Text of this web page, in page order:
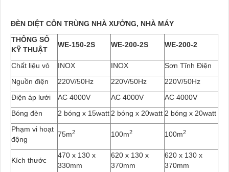
ĐÈN DIỆT CÔN TRÙNG NHÀ XƯỞNG, NHÀ MÁY
THÔNG SỐ
KỸ THUẬT
WE-150-2S WE-200-2S WE-200-2
Chất liệu vỏ INOX INOX
Sơn Tĩnh Điện
Nguồn điện
220V/50Hz 220V/50Hz
220V/50Hz
Điện áp lưới
AC 4000V AC 4000V
AC 4000V
Bóng đèn
2 bóng x 15watt 2 bóng x 20watt 2 bóng x 20watt
Phạm vi hoạt
động
75m2 100m2 100m2
Kích thước
470 x 130 x
330mm
620 x 130 x
370mm
620 x 130 x
370mm